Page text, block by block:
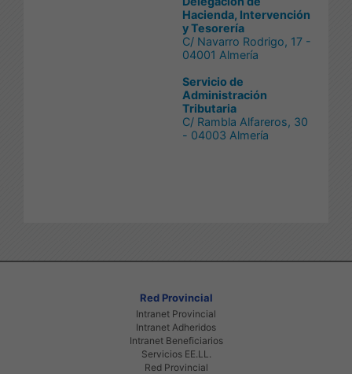
Hacienda, Intervención
y Tesorería
C/ Navarro Rodrigo, 17 -
04001 Almería
Servicio de
Administración
Tributaria
C/ Rambla Alfareros, 30
- 04003 Almería
Red Provincial
Intranet Provincial
Intranet Adheridos
Intranet Beneficiarios
Servicios EE.LL.
Red Provincial